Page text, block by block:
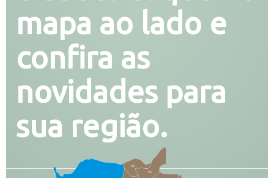
mapa ao lado e
confira as
novidades para
sua região.
PG
SO